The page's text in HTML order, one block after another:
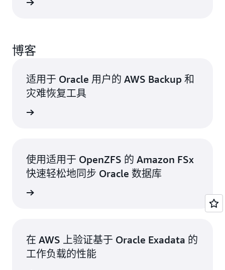
博客
适用于 Oracle 用户的 AWS Backup 和
灾难恢复工具
使用适用于 OpenZFS 的 Amazon FSx
快速轻松地同步 Oracle 数据库
在 AWS 上验证基于 Oracle Exadata 的
工作负载的性能